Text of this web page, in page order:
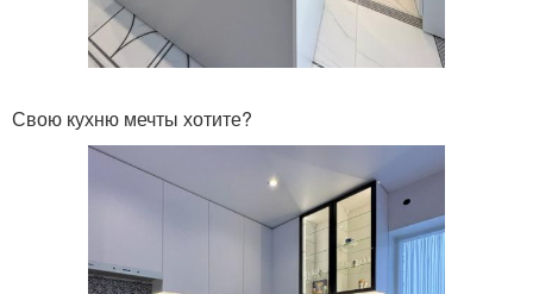
Свою кухню мечты хотите?